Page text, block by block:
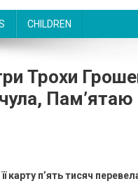
CHILDREN
Трохи
карту п’ять тисяч